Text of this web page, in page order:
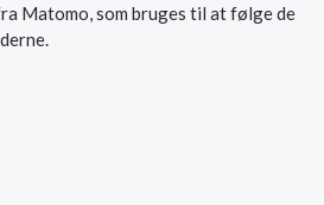
Matomo, som bruges til at følge de